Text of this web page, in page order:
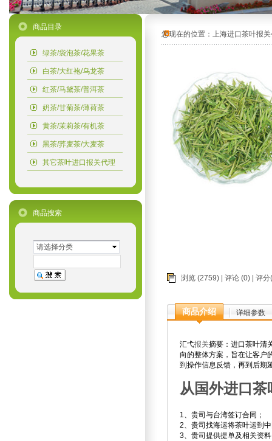
商品目录
绿茶/袋泡茶/花果茶
白茶/大红袍/乌龙茶
红茶/马黛茶/普洱茶
奶茶/甘菊茶/薄荷茶
黄茶/茉莉茶/有机茶
黑茶/荞麦茶/大麦茶
其它茶叶进口报关代理
您现在的位置： 上海进口茶叶报
商品搜索
请选择分类
浏览 (2759) | 评论 (0) | 评
商品介绍 详细参数
汇弋报关摘要：进口茶叶清
向的整体方案，旨在让客户
到操作信息反馈，再到后期
从国外进口茶
1、贵司与台湾签订合同；
2、贵司找海运将茶叶运到
3、贵司提供提单及相关资